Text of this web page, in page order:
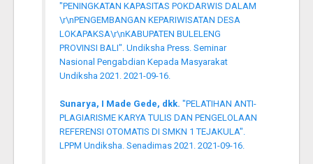
"PENINGKATAN KAPASITAS POKDARWIS DALAM
\r\nPENGEMBANGAN KEPARIWISATAN DESA
LOKAPAKSA\r\nKABUPATEN BULELENG
PROVINSI BALI". Undiksha Press. Seminar
Nasional Pengabdian Kepada Masyarakat
Undiksha 2021. 2021-09-16.
Sunarya, I Made Gede, dkk. "PELATIHAN ANTI-
PLAGIARISME KARYA TULIS DAN PENGELOLAAN
REFERENSI OTOMATIS DI SMKN 1 TEJAKULA".
LPPM Undiksha. Senadimas 2021. 2021-09-16.